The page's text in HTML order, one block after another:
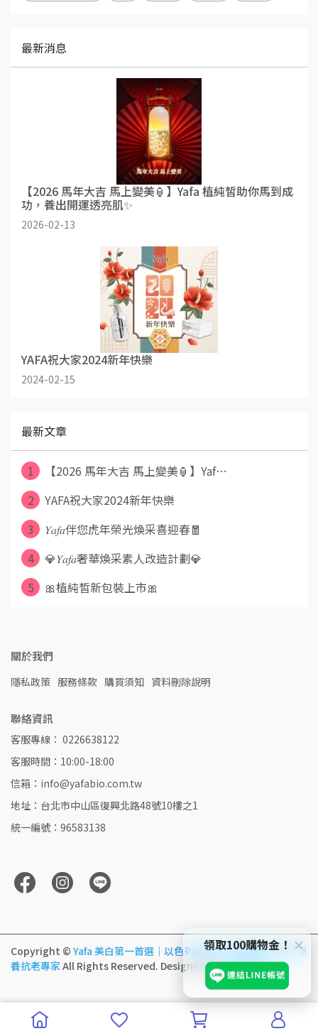
最新消息
【2026 馬年大吉 馬上變美🏮】Yafa 植純皙助你馬到成
功，養出開運透亮肌✨
2026-02-13
YAFA祝大家2024新年快樂
2024-02-15
最新文章
1
【2026 馬年大吉 馬上變美🏮】Yaf⋯
2
YAFA祝大家2024新年快樂
3
𝑌𝑎𝑓𝑎伴您虎年榮光煥采喜迎春🧧
4
💎𝑌𝑎𝑓𝑎奢華煥采素人改造計劃💎
5
🎀植純皙新包裝上市🎀
關於我們
隱私政策 服務條款 購買須知 資料刪除說明
聯絡資訊
客服專線： 0226638122
客服時間：10:00-18:00
信箱：info@yafabio.com.tw
地址：台北市中山區復興北路48號10樓之1
統一編號：96583138
Copyright © Yafa 美白第一首選｜以色列白番茄 | 高濃度純天然 | 保
養抗老專家All Rights Reserved. Designed byCYBERBIZ.
×
領取100購物金！